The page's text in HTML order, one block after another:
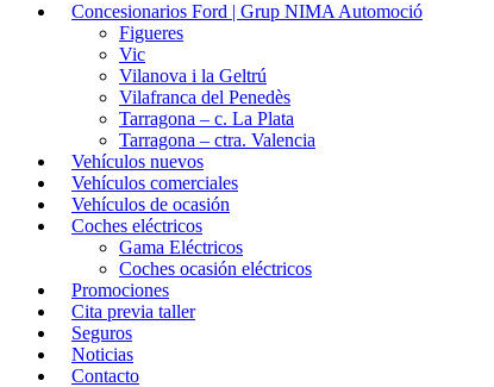
Concesionarios Ford | Grup NIMA Automoció
Figueres
Vic
Vilanova i la Geltrú
Vilafranca del Penedès
Tarragona – c. La Plata
Tarragona – ctra. Valencia
Vehículos nuevos
Vehículos comerciales
Vehículos de ocasión
Coches eléctricos
Gama Eléctricos
Coches ocasión eléctricos
Promociones
Cita previa taller
Seguros
Noticias
Contacto